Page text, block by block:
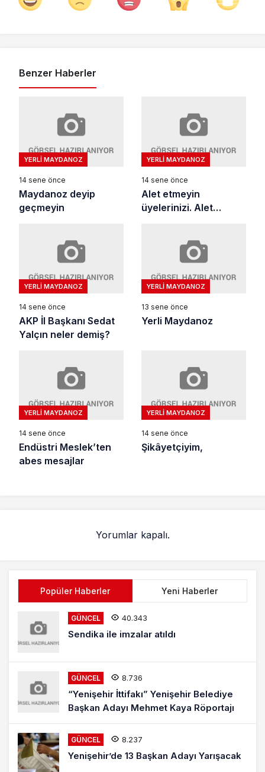
Benzer Haberler
YERLI MAYDANOZ
14 sene önce
Maydanoz deyip
geçmeyin
YERLI MAYDANOZ
14 sene önce
Alet etmeyin
üyelerinizi. Alet
YERLI MAYDANOZ
14 sene önce
AKP İl Başkanı Sedat
Yalçın neler demiş?
YERLI MAYDANOZ
13 sene önce
Yerli Maydanoz
YERLI MAYDANOZ
14 sene önce
Endüstri Meslek’ten
abes mesajlar
YERLI MAYDANOZ
14 sene önce
Şikâyetçiyim,
Yorumlar kapalı.
Popüler Haberler Yeni Haberler
GÜNCEL 40.343
Sendika ile imzalar atıldı
GÜNCEL 8.736
“Yenişehir İttifakı” Yenişehir Belediye
Başkan Adayı Mehmet Kaya Röportajı
GÜNCEL 8.237
Yenişehir’de 13 Başkan Adayı Yarışacak